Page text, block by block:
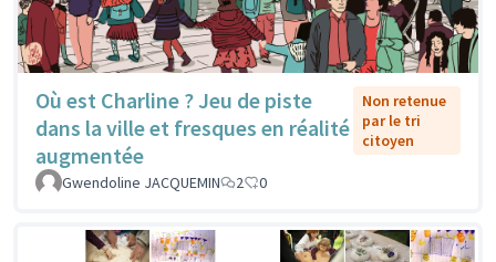
Où est Charline ? Jeu de piste
dans la ville et fresques en réalité
augmentée
Non retenue
par le tri
citoyen
Gwendoline JACQUEMIN 2 0